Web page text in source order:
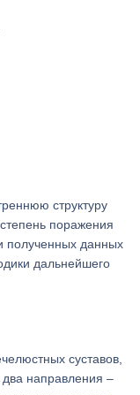
структуру
поражения
полученных данных
дальнейшего
суставов,
два направления –